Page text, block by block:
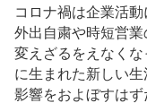
コロナ禍は企業活
外出自粛や時短営
変えざるをえなく
に生まれた新しい
影響をおよぼすはず